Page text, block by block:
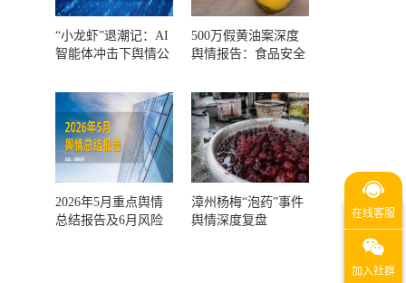
“小龙虾”退潮记：AI
智能体冲击下舆情公
500万假黄油案深度
舆情报告：食品安全
一环？
2026年5月重点舆情
总结报告及6月风险
漳州杨梅“泡药”事件
舆情深度复盘